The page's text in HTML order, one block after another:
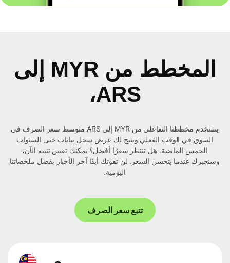
المخطط من MYR إلى
ARS،
يستخدم مخططنا التفاعلي من MYR إلى ARS متوسط ​​سعر الصرف في
السوق في الوقت الفعلي ويتيح لك عرض سجل بيانات حتى السنوات
الخمس الماضية. هل تنتظر سعرًا أفضل؟ يمكنك تعيين تنبيه الآن،
وسنخبرك عندما يتحسن السعر. لن تفوتك أبدًا آخر الأخبار بفضل ملخصاتنا
اليومية.
تتبع سعر الصرف